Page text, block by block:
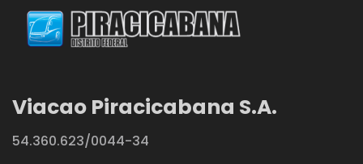
Viacao Piracicabana S.A.
54.360.623/0044-34